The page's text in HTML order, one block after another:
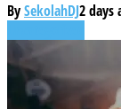
BySekolahDJ2 days